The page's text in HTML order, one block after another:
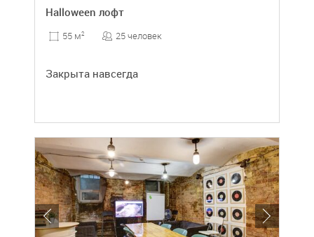
Halloween лофт
55 м2 25 человек
Закрыта навсегда